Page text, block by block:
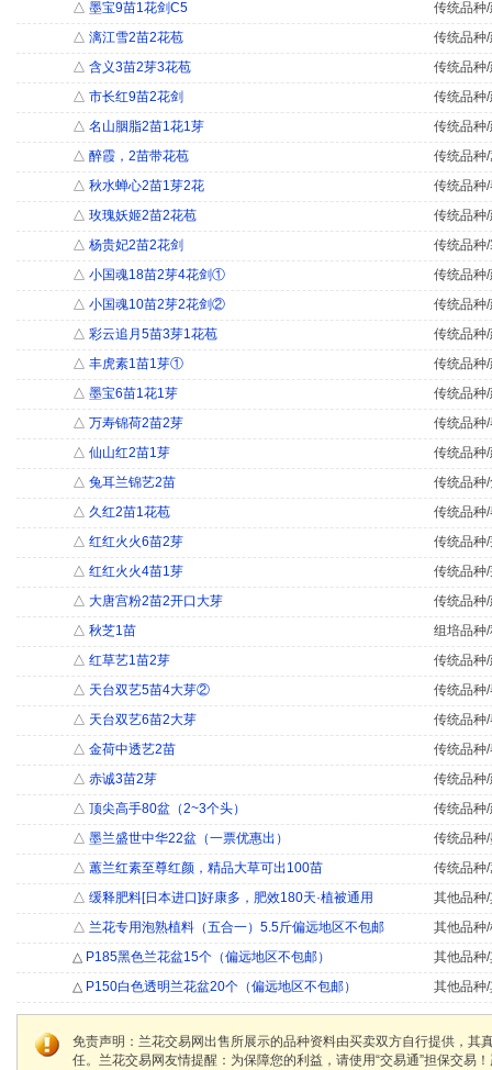
△ 墨宝9苗1花剑C5
传统品种
△ 漓江雪2苗2花苞
传统品种
△ 含义3苗2芽3花苞
传统品种
△ 市长红9苗2花剑
传统品种
△ 名山胭脂2苗1花1芽
传统品种
△ 醉霞，2苗带花苞
传统品种
△ 秋水蝉心2苗1芽2花
传统品种
△ 玫瑰妖姬2苗2花苞
传统品种
△ 杨贵妃2苗2花剑
传统品种
△ 小国魂18苗2芽4花剑①
传统品种
△ 小国魂10苗2芽2花剑②
传统品种
△ 彩云追月5苗3芽1花苞
传统品种
△ 丰虎素1苗1芽①
传统品种
△ 墨宝6苗1花1芽
传统品种
△ 万寿锦荷2苗2芽
传统品种
△ 仙山红2苗1芽
传统品种
△ 兔耳兰锦艺2苗
传统品种
△ 久红2苗1花苞
传统品种
△ 红红火火6苗2芽
传统品种
△ 红红火火4苗1芽
传统品种
△ 大唐宫粉2苗2开口大芽
传统品种
△ 秋芝1苗
组培品种
△ 红草艺1苗2芽
传统品种
△ 天台双艺5苗4大芽②
传统品种
△ 天台双艺6苗2大芽
传统品种
△ 金荷中透艺2苗
传统品种
△ 赤诚3苗2芽
传统品种
△ 顶尖高手80盆（2~3个头）
传统品种
△ 墨兰盛世中华22盆（一票优惠出）
传统品种
△ 蕙兰红素至尊红颜，精品大草可出100苗
传统品种
△ 缓释肥料[日本进口]好康多，肥效180天·植被通用
其他品种
△ 兰花专用泡熟植料（五合一）5.5斤偏远地区不包邮
其他品种
△ P185黑色兰花盆15个（偏远地区不包邮）
其他品种
△ P150白色透明兰花盆20个（偏远地区不包邮） 其他品种
免责声明：兰花交易网出售所展示的品种资料由买卖双方自行提供，
任。兰花交易网友情提醒：为保障您的利益，请使用“交易通”担保交